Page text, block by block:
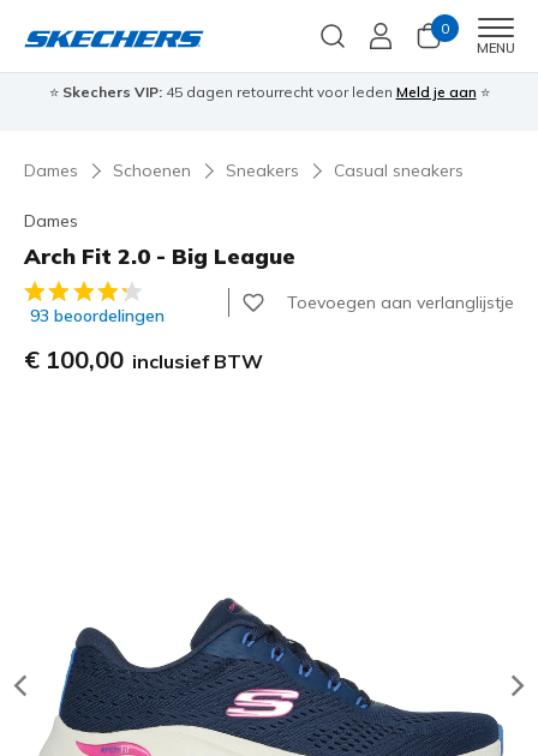
0
MENU
⭐ Skechers VIP:45 dagen retourrecht voor leden Meld je aan ⭐
Dames Schoenen Sneakers Casual sneakers
Dames
Arch Fit 2.0 - Big League
4,3 van de 5 klantbeoordelingen
93 beoordelingen
Toevoegen aan verlanglijstje
€ 100,00 inclusief BTW